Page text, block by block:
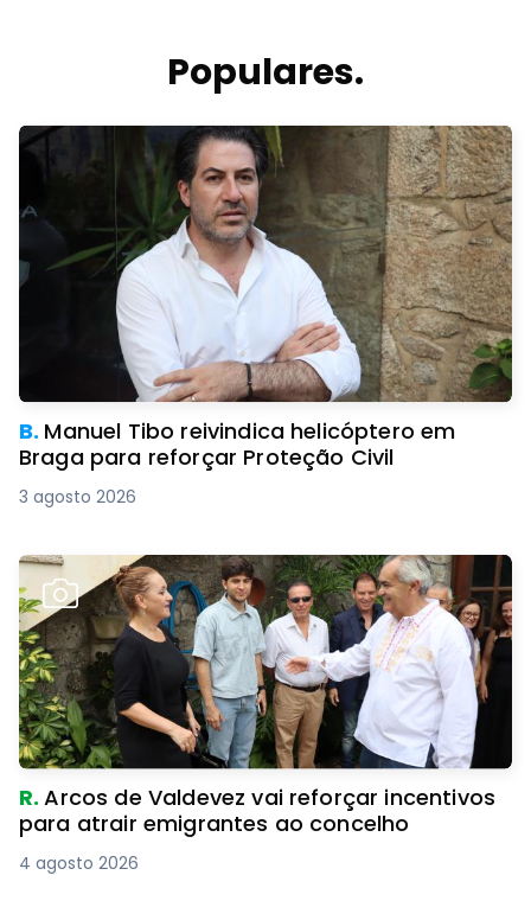
Populares.
B. Manuel Tibo reivindica helicóptero em
Braga para reforçar Proteção Civil
3 agosto 2026
R.Arcos de Valdevez vai reforçar incentivos
para atrair emigrantes ao concelho
4 agosto 2026